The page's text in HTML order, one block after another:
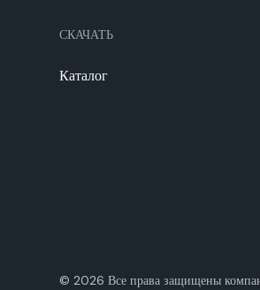
СКАЧАТЬ
Каталог
©2026 Все права защищены